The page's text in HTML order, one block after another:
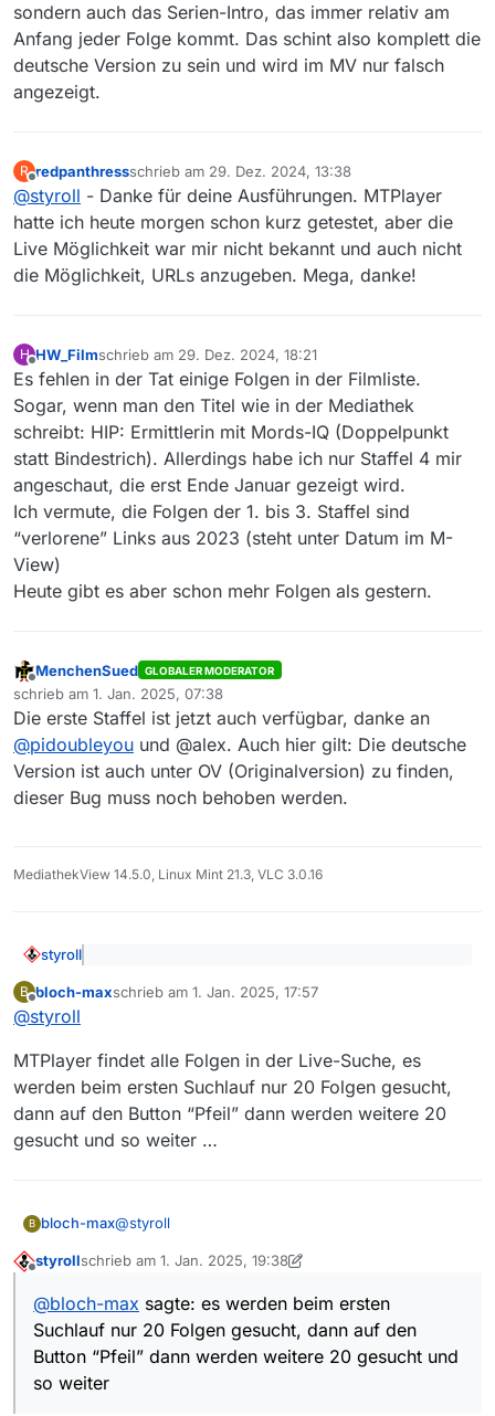
sondern auch das Serien-Intro, das immer relativ am
Anfang jeder Folge kommt. Das schint also komplett die
deutsche Version zu sein und wird im MV nur falsch
angezeigt.
R
Offline
redpanthressschrieb am 29. Dez. 2024, 13:38
zuletzt editiert von
@styroll - Danke für deine Ausführungen. MTPlayer
hatte ich heute morgen schon kurz getestet, aber die
Live Möglichkeit war mir nicht bekannt und auch nicht
die Möglichkeit, URLs anzugeben. Mega, danke!
H
Offline
HW_Filmschrieb am 29. Dez. 2024, 18:21
zuletzt editiert von
Es fehlen in der Tat einige Folgen in der Filmliste.
Sogar, wenn man den Titel wie in der Mediathek
schreibt: HIP: Ermittlerin mit Mords-IQ (Doppelpunkt
statt Bindestrich). Allerdings habe ich nur Staffel 4 mir
angeschaut, die erst Ende Januar gezeigt wird.
Ich vermute, die Folgen der 1. bis 3. Staffel sind
“verlorene” Links aus 2023 (steht unter Datum im M-
View)
Heute gibt es aber schon mehr Folgen als gestern.
Offline
MenchenSued GLOBALER MODERATOR
schrieb am 1. Jan. 2025, 07:38
zuletzt editiert von
Die erste Staffel ist jetzt auch verfügbar, danke an
@pidoubleyou und @alex. Auch hier gilt: Die deutsche
Version ist auch unter OV (Originalversion) zu finden,
dieser Bug muss noch behoben werden.
MediathekView 14.5.0, Linux Mint 21.3, VLC 3.0.16
styroll
Ermittlerin mit Mords-IQ” […] fehlen die ersten 7
welcher die gleiche Filmliste wie MV verwendet, aber im
Tab “Live” eine Suche in der ARD-Mediathek mitHIP:
Ermittlerin mit Mords-IQ unter “Livesuche ARD”
ermöglicht:
welche du jedoch – im gleichen Tab – durch Eingabe der
unter “URL ARD-Filmseite” erhalten kannst:
B
Offline
bloch-maxschrieb am 1. Jan. 2025, 17:57
zuletzt editiert von
@styroll
MTPlayer findet alle Folgen in der Live-Suche, es
werden beim ersten Suchlauf nur 20 Folgen gesucht,
dann auf den Button “Pfeil” dann werden weitere 20
gesucht und so weiter …
B bloch-max@styroll
MTPlayer findet alle Folgen in der Live-Suche, es
gesucht, dann auf den Button “Pfeil” dann werden
weitere 20 gesucht und so weiter …
styrollschrieb am 1. Jan. 2025, 19:38
zuletzt editiert von styroll1. Feb. 2025, 09:43
@bloch-max sagte: es werden beim ersten
Suchlauf nur 20 Folgen gesucht, dann auf den
Button “Pfeil” dann werden weitere 20 gesucht und
so weiter